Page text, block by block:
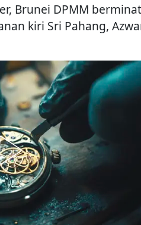
Brunei DPMM berminat
kiri Sri Pahang,